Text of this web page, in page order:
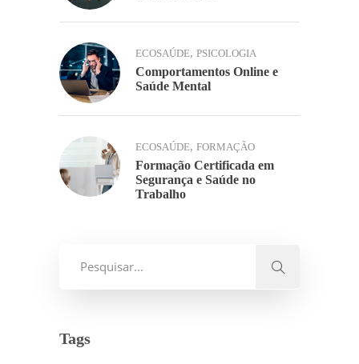
ECOSAÚDE, PSICOLOGIA
Comportamentos Online e
Saúde Mental
ECOSAÚDE, FORMAÇÃO
Formação Certificada em
Segurança e Saúde no
Trabalho
Tags